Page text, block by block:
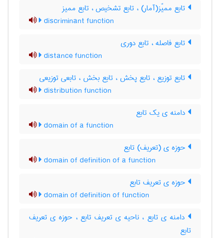
تابع ممیّز(آمار) ، تابع تشخیص ، تابع ممیز
discriminant function
تابع فاصله ، تابع دوری
distance function
تابع توزیع ، تابع پخش ، تابع بخش ، تابعی توزیعی
distribution function
دامنه ی یک تابع
domain of a function
حوزه ی (تعریف) تابع
domain of definition of a function
حوزه ی تعریف تابع
domain of definition of function
دامنه ی تابع ، ناحیه ی تعریف تابع ، حوزه ی تعریف
تابع